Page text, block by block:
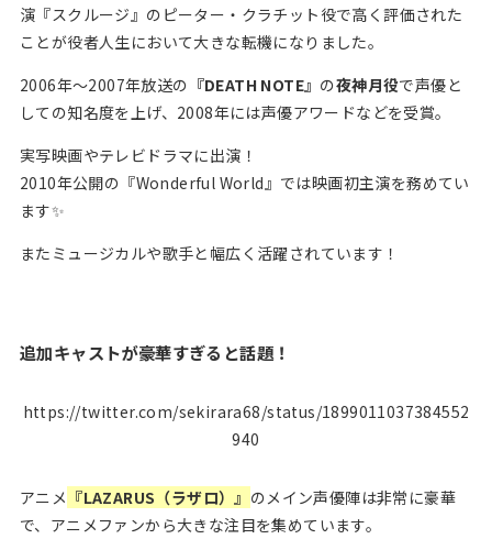
演『スクルージ』のピーター・クラチット役で高く評価された
ことが役者人生において大きな転機になりました。
2006年～2007年放送の 『DEATH NOTE』 の夜神月役で声優と
しての知名度を上げ、2008年には声優アワードなどを受賞。
実写映画やテレビドラマに出演！
2010年公開の『Wonderful World』では映画初主演を務めてい
ます✨
またミュージカルや歌手と幅広く活躍されています！
追加キャストが豪華すぎると話題！
https://twitter.com/sekirara68/status/1899011037384552
940
アニメ 『LAZARUS（ラザロ）』 のメイン声優陣は非常に豪華
で、アニメファンから大きな注目を集めています。